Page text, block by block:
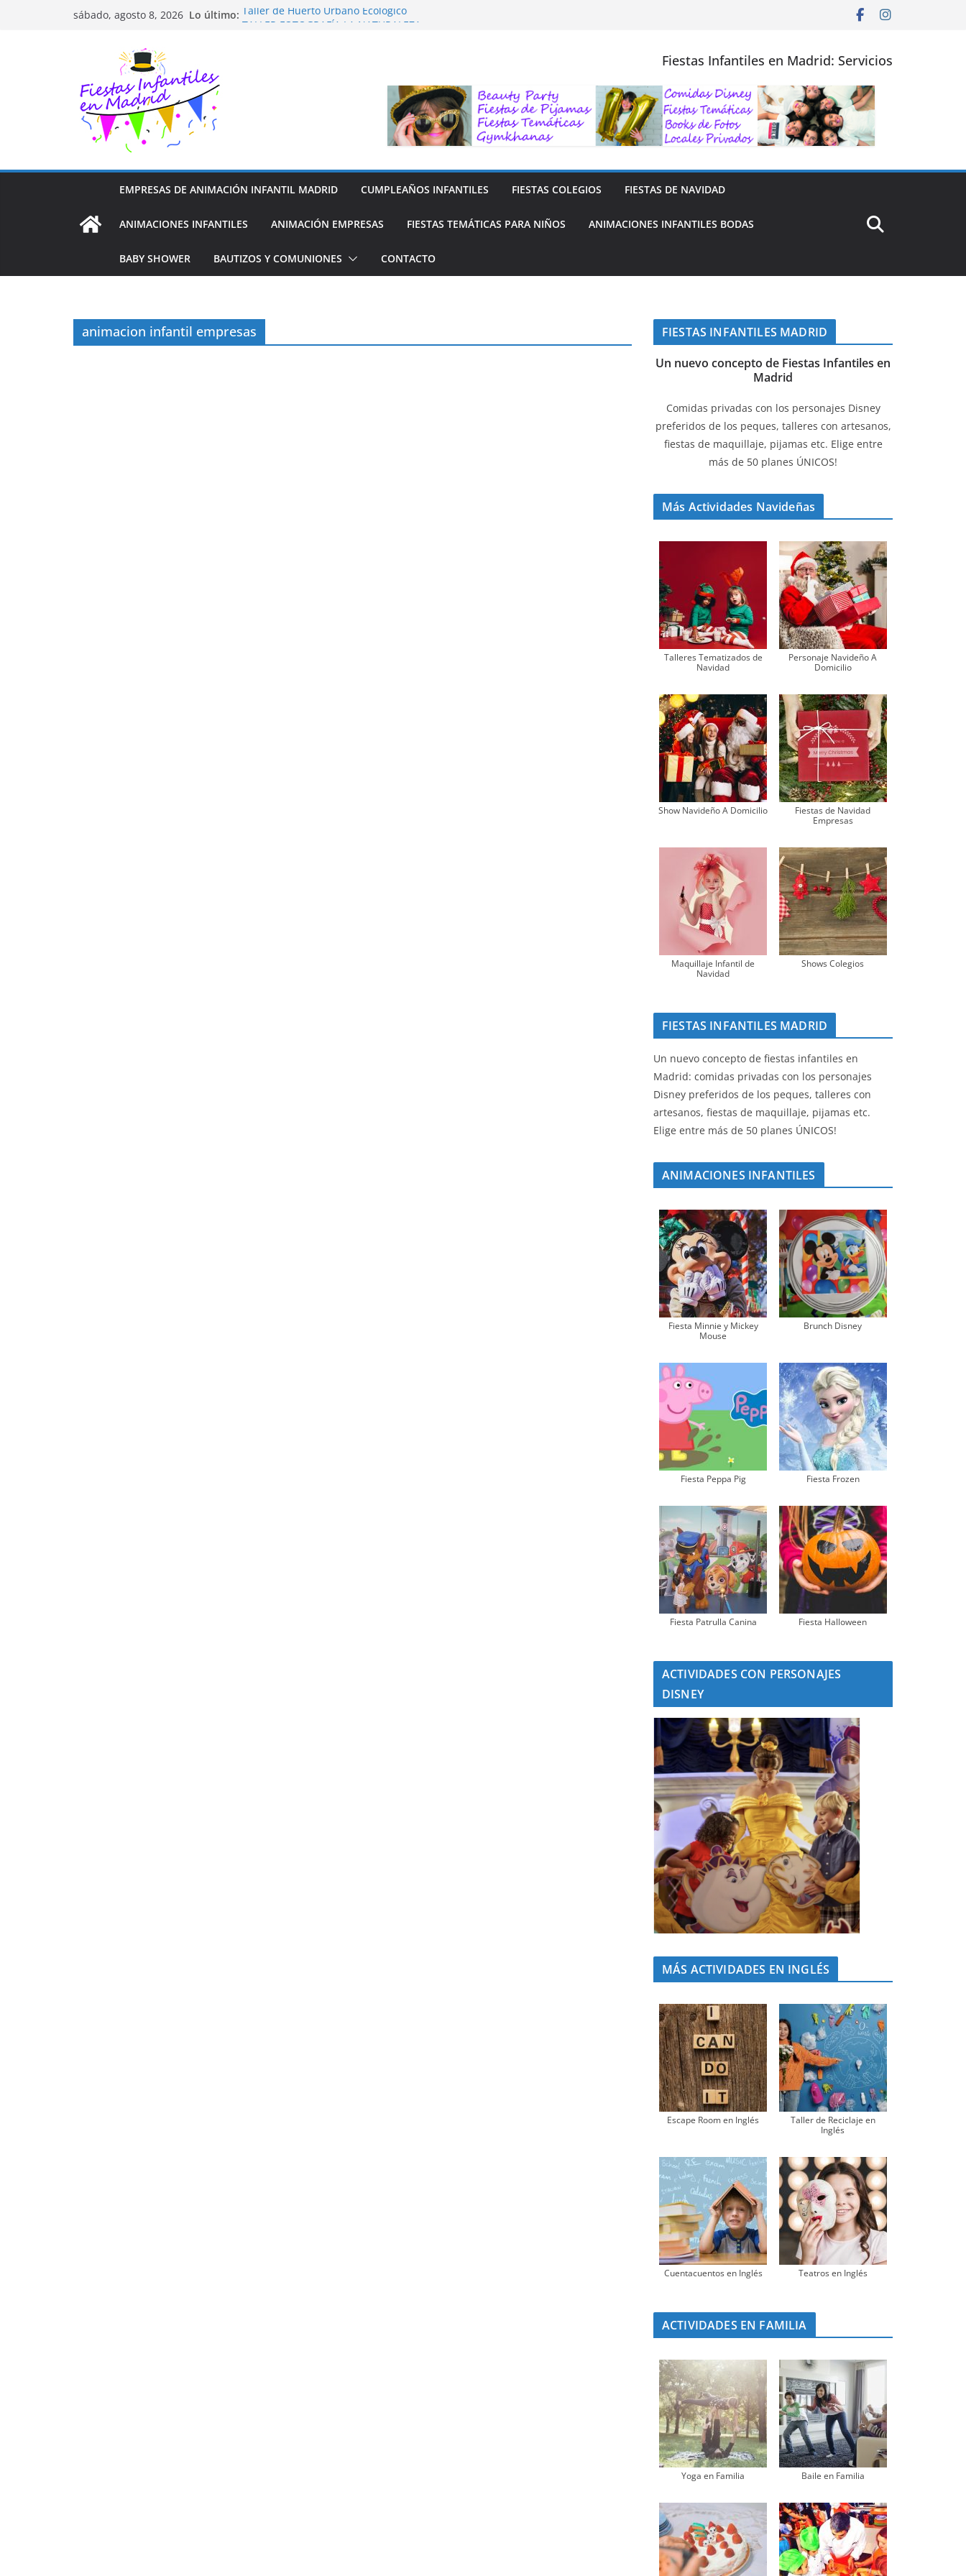
sábado, agosto 8, 2026 Lo último: Taller de Huerto Urbano Ecológico
Fiestas Infantiles en Madrid: Servicios
EMPRESAS DE ANIMACIÓN INFANTIL MADRID CUMPLEAÑOS INFANTILES FIESTAS COLEGIOS FIESTAS DE NAVIDAD
ANIMACIONES INFANTILES ANIMACIÓN EMPRESAS FIESTAS TEMÁTICAS PARA NIÑOS ANIMACIONES INFANTILES BODAS
BABY SHOWER BAUTIZOS Y COMUNIONES CONTACTO
animacion infantil empresas
FIESTAS INFANTILES MADRID
Un nuevo concepto de Fiestas Infantiles en
Madrid
Comidas privadas con los personajes Disney
preferidos de los peques, talleres con artesanos,
fiestas de maquillaje, pijamas etc. Elige entre
más de 50 planes ÚNICOS!
Más Actividades Navideñas
Talleres Tematizados de
Navidad
Personaje Navideño A
Domicilio
Show Navideño A Domicilio
Fiestas de Navidad
Empresas
Maquillaje Infantil de
Navidad
Shows Colegios
FIESTAS INFANTILES MADRID
Un nuevo concepto de fiestas infantiles en
Madrid: comidas privadas con los personajes
Disney preferidos de los peques, talleres con
artesanos, fiestas de maquillaje, pijamas etc.
Elige entre más de 50 planes ÚNICOS!
ANIMACIONES INFANTILES
Fiesta Minnie y Mickey
Mouse
Brunch Disney
Fiesta Peppa Pig Fiesta Frozen
Fiesta Patrulla Canina Fiesta Halloween
ACTIVIDADES CON PERSONAJES
DISNEY
MÁS ACTIVIDADES EN INGLÉS
Escape Room en Inglés
Taller de Reciclaje en
Inglés
Cuentacuentos en Inglés Teatros en Inglés
ACTIVIDADES EN FAMILIA
Yoga en Familia Baile en Familia